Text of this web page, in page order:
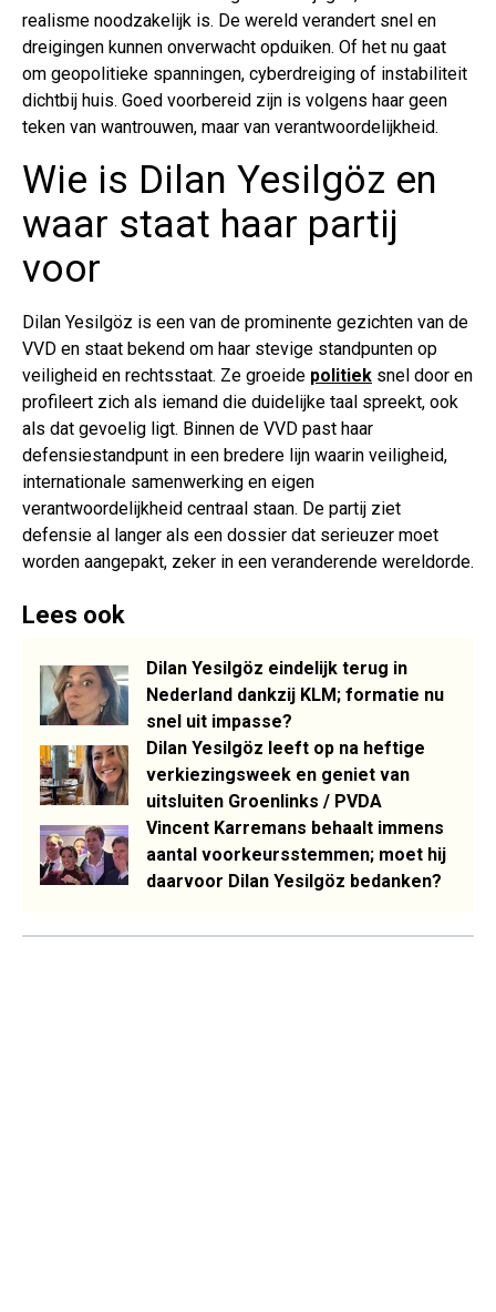
realisme noodzakelijk is. De wereld verandert snel en
dreigingen kunnen onverwacht opduiken. Of het nu gaat
om geopolitieke spanningen, cyberdreiging of instabiliteit
dichtbij huis. Goed voorbereid zijn is volgens haar geen
teken van wantrouwen, maar van verantwoordelijkheid.
Wie is Dilan Yesilgöz en
waar staat haar partij
voor
Dilan Yesilgöz is een van de prominente gezichten van de
VVD en staat bekend om haar stevige standpunten op
veiligheid en rechtsstaat. Ze groeide politiek snel door en
profileert zich als iemand die duidelijke taal spreekt, ook
als dat gevoelig ligt. Binnen de VVD past haar
defensiestandpunt in een bredere lijn waarin veiligheid,
internationale samenwerking en eigen
verantwoordelijkheid centraal staan. De partij ziet
defensie al langer als een dossier dat serieuzer moet
worden aangepakt, zeker in een veranderende wereldorde.
Lees ook
Dilan Yesilgöz eindelijk terug in
Nederland dankzij KLM; formatie nu
snel uit impasse?
Dilan Yesilgöz leeft op na heftige
verkiezingsweek en geniet van
uitsluiten Groenlinks / PVDA
Vincent Karremans behaalt immens
aantal voorkeursstemmen; moet hij
daarvoor Dilan Yesilgöz bedanken?